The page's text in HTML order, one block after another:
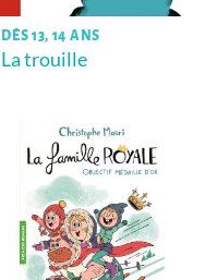
DÈS 13, 14 ANS
La trouille